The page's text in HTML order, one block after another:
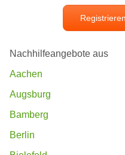
Registrieren
Nachhilfeangebote aus
Aachen
Augsburg
Bamberg
Berlin